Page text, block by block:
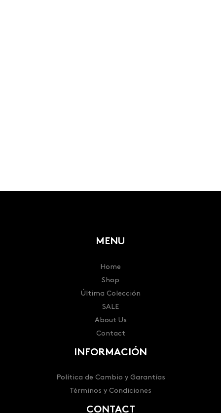
MENU
Home
Shop
Última Colección
SALE
About Us
Contact
INFORMACIÓN
Política de Cambio y Garantías
Términos y Condiciones
CONTACT